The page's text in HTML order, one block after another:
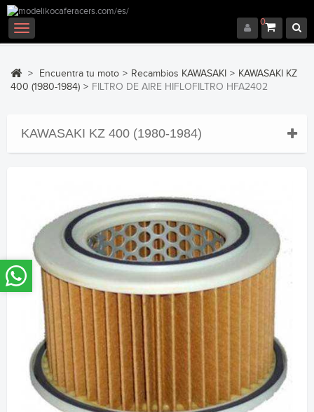
0
Navegación
Toggle
> Encuentra tu moto > Recambios KAWASAKI > KAWASAKI KZ
400 (1980-1984) > FILTRO DE AIRE HIFLOFILTRO HFA2402
KAWASAKI KZ 400 (1980-1984)